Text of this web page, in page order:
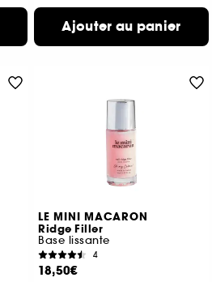
Ajouter au panier
LE MINI MACARON
Ridge Filler
Base lissante
4
18,50€